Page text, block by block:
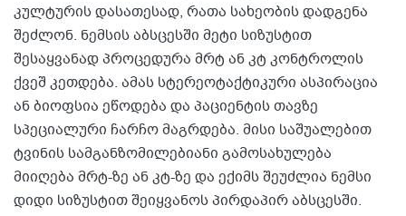
კულტურის დასათესად, რათა სახეობის დადგენა
შეძლონ. ნემსის აბსცესში მეტი სიზუსტით
შესაყვანად პროცედურა მრტ ან კტ კონტროლის
ქვეშ კეთდება. ამას სტერეოტაქტიკური ასპირაცია
ან ბიოფსია ეწოდება და პაციენტის თავზე
სპეციალური ჩარჩო მაგრდება. მისი საშუალებით
ტვინის სამგანზომილებიანი გამოსახულება
მიიღება მრტ-ზე ან კტ-ზე და ექიმს შეუძლია ნემსი
დიდი სიზუსტით შეიყვანოს პირდაპირ აბსცესში.